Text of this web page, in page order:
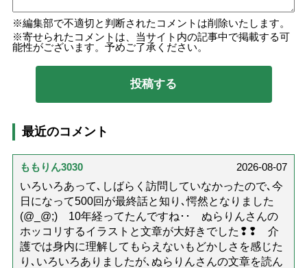
編集部で不適切と判断されたコメントは削除いたします。
寄せられたコメントは、当サイト内の記事中で掲載する可
能性がございます。予めご了承ください。
最近のコメント
ももりん3030
2026-08-07
いろいろあって､しばらく訪問していなかったので､今
日になって500回が最終話と知り､愕然となりました
(@_@;) 10年経ってたんですね･･ ぬらりんさんの
ホッコリするイラストと文章が大好きでした❢❢ 介
護では身内に理解してもらえないもどかしさを感じた
り､いろいろありましたが､ぬらりんさんの文章を読ん